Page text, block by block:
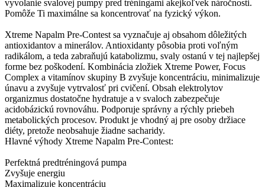
vyvolanie svalovej pumpy pred tréningami akejkoľvek náročnosti.
Pomôže Ti maximálne sa koncentrovať na fyzický výkon.
Xtreme Napalm Pre-Contest sa vyznačuje aj obsahom dôležitých
antioxidantov a minerálov. Antioxidanty pôsobia proti voľným
radikálom, a teda zabraňujú katabolizmu, svaly ostanú v tej najlepšej
forme bez poškodení. Kombinácia zložiek Xtreme Power, Focus
Complex a vitamínov skupiny B zvyšuje koncentráciu, minimalizuje
únavu a zvyšuje vytrvalosť pri cvičení. Obsah elektrolytov
organizmus dostatočne hydratuje a v svaloch zabezpečuje
acidobázickú rovnováhu. Podporuje správny a rýchly priebeh
metabolických procesov. Produkt je vhodný aj pre osoby držiace
diéty, pretože neobsahuje žiadne sacharidy.
Hlavné výhody Xtreme Napalm Pre-Contest:
Perfektná predtréningová pumpa
Zvyšuje energiu
Maximalizuje koncentráciu